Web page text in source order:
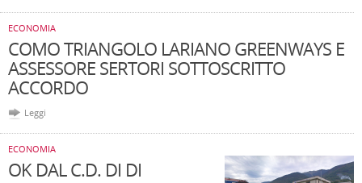
ECONOMIA
COMO TRIANGOLO LARIANO GREENWAYS E
ASSESSORE SERTORI SOTTOSCRITTO
ACCORDO
Leggi
ECONOMIA
OK DAL C.D. DI DI